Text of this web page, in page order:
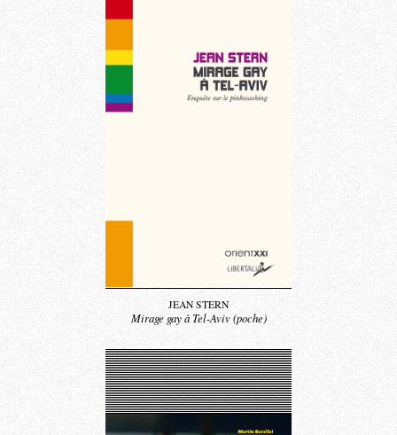
JEAN STERN
Mirage gay à Tel-Aviv (poche)